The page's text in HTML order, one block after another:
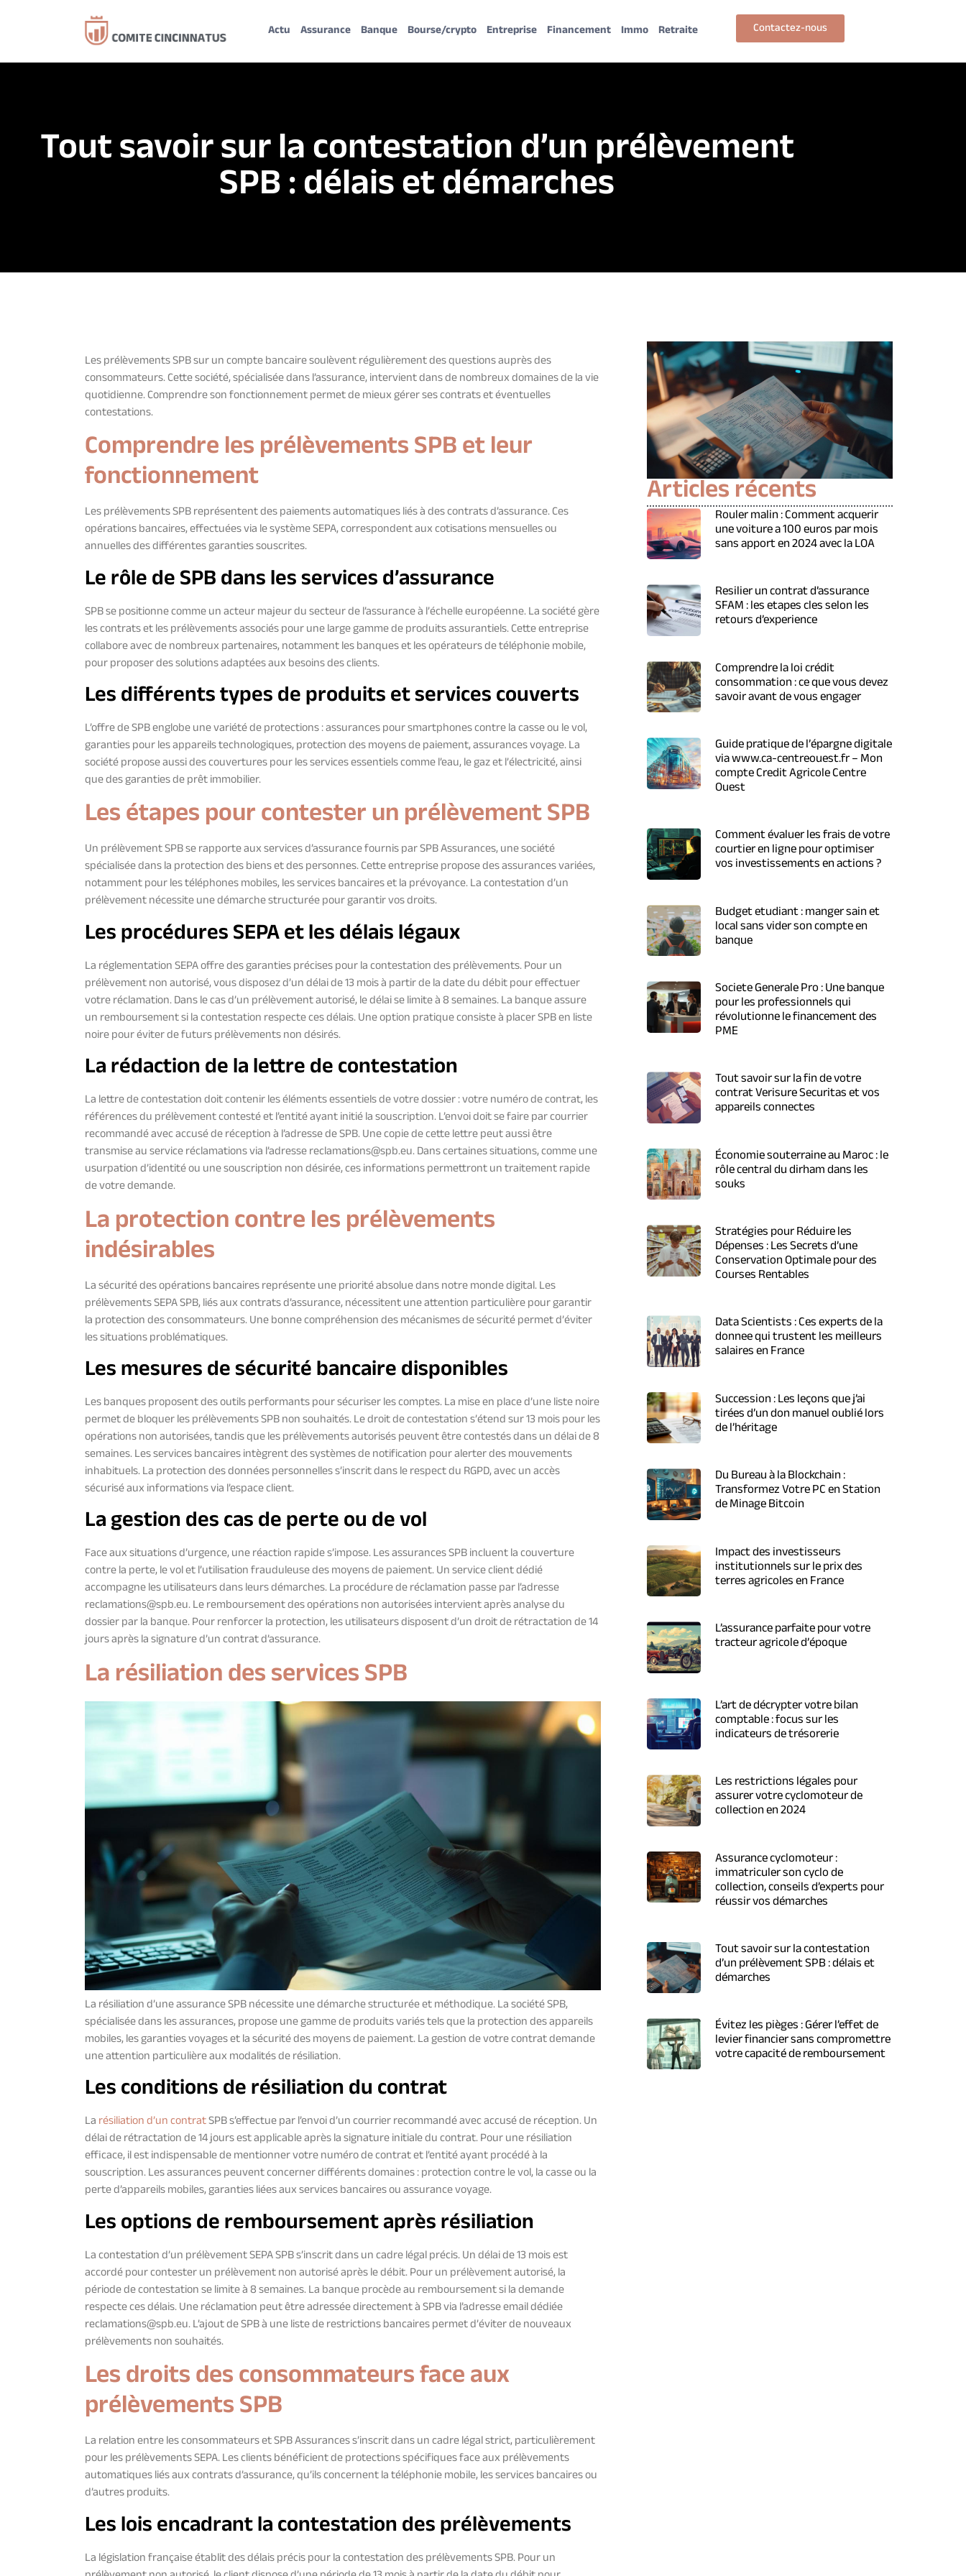
Actu Assurance Banque Bourse/crypto Entreprise Financement Immo Retraite Contactez-nous
Tout savoir sur la contestation d’un prélèvement
SPB : délais et démarches
Les prélèvements SPB sur un compte bancaire soulèvent régulièrement des questions auprès des
consommateurs. Cette société, spécialisée dans l’assurance, intervient dans de nombreux domaines de la vie
quotidienne. Comprendre son fonctionnement permet de mieux gérer ses contrats et éventuelles
contestations.
Comprendre les prélèvements SPB et leur
fonctionnement
Les prélèvements SPB représentent des paiements automatiques liés à des contrats d’assurance. Ces
opérations bancaires, effectuées via le système SEPA, correspondent aux cotisations mensuelles ou
annuelles des différentes garanties souscrites.
Le rôle de SPB dans les services d’assurance
SPB se positionne comme un acteur majeur du secteur de l’assurance à l’échelle européenne. La société gère
les contrats et les prélèvements associés pour une large gamme de produits assurantiels. Cette entreprise
collabore avec de nombreux partenaires, notamment les banques et les opérateurs de téléphonie mobile,
pour proposer des solutions adaptées aux besoins des clients.
Les différents types de produits et services couverts
L’offre de SPB englobe une variété de protections : assurances pour smartphones contre la casse ou le vol,
garanties pour les appareils technologiques, protection des moyens de paiement, assurances voyage. La
société propose aussi des couvertures pour les services essentiels comme l’eau, le gaz et l’électricité, ainsi
que des garanties de prêt immobilier.
Les étapes pour contester un prélèvement SPB
Un prélèvement SPB se rapporte aux services d’assurance fournis par SPB Assurances, une société
spécialisée dans la protection des biens et des personnes. Cette entreprise propose des assurances variées,
notamment pour les téléphones mobiles, les services bancaires et la prévoyance. La contestation d’un
prélèvement nécessite une démarche structurée pour garantir vos droits.
Les procédures SEPA et les délais légaux
La réglementation SEPA offre des garanties précises pour la contestation des prélèvements. Pour un
prélèvement non autorisé, vous disposez d’un délai de 13 mois à partir de la date du débit pour effectuer
votre réclamation. Dans le cas d’un prélèvement autorisé, le délai se limite à 8 semaines. La banque assure
un remboursement si la contestation respecte ces délais. Une option pratique consiste à placer SPB en liste
noire pour éviter de futurs prélèvements non désirés.
La rédaction de la lettre de contestation
La lettre de contestation doit contenir les éléments essentiels de votre dossier : votre numéro de contrat, les
références du prélèvement contesté et l’entité ayant initié la souscription. L’envoi doit se faire par courrier
recommandé avec accusé de réception à l’adresse de SPB. Une copie de cette lettre peut aussi être
transmise au service réclamations via l’adressereclamations@spb.eu. Dans certaines situations, comme une
usurpation d’identité ou une souscription non désirée, ces informations permettront un traitement rapide
de votre demande.
La protection contre les prélèvements
indésirables
La sécurité des opérations bancaires représente une priorité absolue dans notre monde digital. Les
prélèvements SEPA SPB, liés aux contrats d’assurance, nécessitent une attention particulière pour garantir
la protection des consommateurs. Une bonne compréhension des mécanismes de sécurité permet d’éviter
les situations problématiques.
Les mesures de sécurité bancaire disponibles
Les banques proposent des outils performants pour sécuriser les comptes. La mise en place d’une liste noire
permet de bloquer les prélèvements SPB non souhaités. Le droit de contestation s’étend sur 13 mois pour les
opérations non autorisées, tandis que les prélèvements autorisés peuvent être contestés dans un délai de 8
semaines. Les services bancaires intègrent des systèmes de notification pour alerter des mouvements
inhabituels. La protection des données personnelles s’inscrit dans le respect du RGPD, avec un accès
sécurisé aux informations via l’espace client.
La gestion des cas de perte ou de vol
Face aux situations d’urgence, une réaction rapide s’impose. Les assurances SPB incluent la couverture
contre la perte, le vol et l’utilisation frauduleuse des moyens de paiement. Un service client dédié
accompagne les utilisateurs dans leurs démarches. La procédure de réclamation passe par l’adresse
reclamations@spb.eu. Le remboursement des opérations non autorisées intervient après analyse du
dossier par la banque. Pour renforcer la protection, les utilisateurs disposent d’un droit de rétractation de 14
jours après la signature d’un contrat d’assurance.
La résiliation des services SPB
La résiliation d’une assurance SPB nécessite une démarche structurée et méthodique. La société SPB,
spécialisée dans les assurances, propose une gamme de produits variés tels que la protection des appareils
mobiles, les garanties voyages et la sécurité des moyens de paiement. La gestion de votre contrat demande
une attention particulière aux modalités de résiliation.
Les conditions de résiliation du contrat
La résiliation d’un contratSPB s’effectue par l’envoi d’un courrier recommandé avec accusé de réception. Un
délai de rétractation de 14 jours est applicable après la signature initiale du contrat. Pour une résiliation
efficace, il est indispensable de mentionner votre numéro de contrat et l’entité ayant procédé à la
souscription. Les assurances peuvent concerner différents domaines : protection contre le vol, la casse ou la
perte d’appareils mobiles, garanties liées aux services bancaires ou assurance voyage.
Les options de remboursement après résiliation
La contestation d’un prélèvement SEPA SPB s’inscrit dans un cadre légal précis. Un délai de 13 mois est
accordé pour contester un prélèvement non autorisé après le débit. Pour un prélèvement autorisé, la
période de contestation se limite à 8 semaines. La banque procède au remboursement si la demande
respecte ces délais. Une réclamation peut être adressée directement à SPB via l’adresse email dédiée
reclamations@spb.eu. L’ajout de SPB à une liste de restrictions bancaires permet d’éviter de nouveaux
prélèvements non souhaités.
Les droits des consommateurs face aux
prélèvements SPB
La relation entre les consommateurs et SPB Assurances s’inscrit dans un cadre légal strict, particulièrement
pour les prélèvements SEPA. Les clients bénéficient de protections spécifiques face aux prélèvements
automatiques liés aux contrats d’assurance, qu’ils concernent la téléphonie mobile, les services bancaires ou
d’autres produits.
Les lois encadrant la contestation des prélèvements
La législation française établit des délais précis pour la contestation des prélèvements SPB. Pour un
Articles récents
Rouler malin : Comment acquerir
une voiture a 100 euros par mois
sans apport en 2024 avec la LOA
Resilier un contrat d’assurance
SFAM : les etapes cles selon les
retours d’experience
Comprendre la loi crédit
consommation : ce que vous devez
savoir avant de vous engager
Guide pratique de l’épargne digitale
via www.ca-centreouest.fr – Mon
compte Credit Agricole Centre
Ouest
Comment évaluer les frais de votre
courtier en ligne pour optimiser
vos investissements en actions ?
Budget etudiant : manger sain et
local sans vider son compte en
banque
Societe Generale Pro : Une banque
pour les professionnels qui
révolutionne le financement des
PME
Tout savoir sur la fin de votre
contrat Verisure Securitas et vos
appareils connectes
Économie souterraine au Maroc : le
rôle central du dirham dans les
souks
Stratégies pour Réduire les
Dépenses : Les Secrets d’une
Conservation Optimale pour des
Courses Rentables
Data Scientists : Ces experts de la
donnee qui trustent les meilleurs
salaires en France
Succession : Les leçons que j’ai
tirées d’un don manuel oublié lors
de l’héritage
Du Bureau à la Blockchain :
Transformez Votre PC en Station
de Minage Bitcoin
Impact des investisseurs
institutionnels sur le prix des
terres agricoles en France
L’assurance parfaite pour votre
tracteur agricole d’époque
L’art de décrypter votre bilan
comptable : focus sur les
indicateurs de trésorerie
Les restrictions légales pour
assurer votre cyclomoteur de
collection en 2024
Assurance cyclomoteur :
immatriculer son cyclo de
collection, conseils d’experts pour
réussir vos démarches
Tout savoir sur la contestation
d’un prélèvement SPB : délais et
démarches
Évitez les pièges : Gérer l’effet de
levier financier sans compromettre
votre capacité de remboursement